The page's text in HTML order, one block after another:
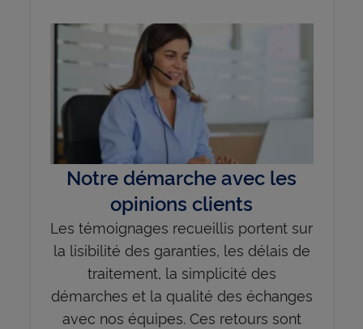
Notre démarche avec les
opinions clients
Les témoignages recueillis portent sur
la lisibilité des garanties, les délais de
traitement, la simplicité des
démarches et la qualité des échanges
avec nos équipes. Ces retours sont